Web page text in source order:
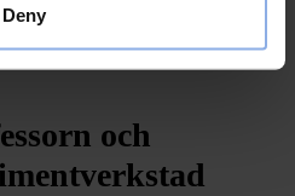
Deny
och